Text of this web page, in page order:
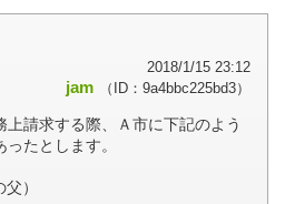
2018/1/15 23:12
jam （ID：9a4bbc225bd3）
請求する際、Ａ市に下記のよう
たとします。
）